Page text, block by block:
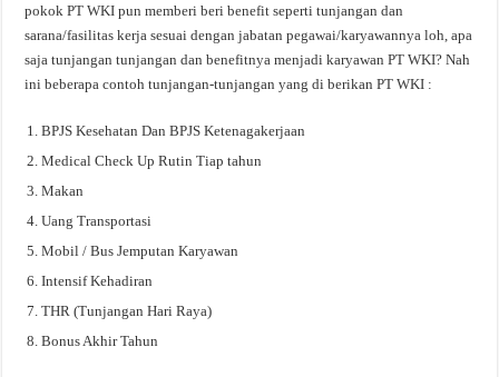
pokok PT WKI pun memberi beri benefit seperti tunjangan dan
sarana/fasilitas kerja sesuai dengan jabatan pegawai/karyawannya loh, apa
saja tunjangan tunjangan dan benefitnya menjadi karyawan PT WKI? Nah
ini beberapa contoh tunjangan-tunjangan yang di berikan PT WKI :
BPJS Kesehatan Dan BPJS Ketenagakerjaan
Medical Check Up Rutin Tiap tahun
Makan
Uang Transportasi
Mobil / Bus Jemputan Karyawan
Intensif Kehadiran
THR (Tunjangan Hari Raya)
Bonus Akhir Tahun